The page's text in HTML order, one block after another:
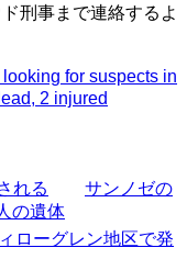
刑事まで連絡するよ
for suspects in
2 injured
れる
サンノゼの
の遺体
ローグレン地区で発